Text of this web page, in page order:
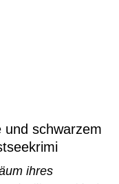
und schwarzem
ihres